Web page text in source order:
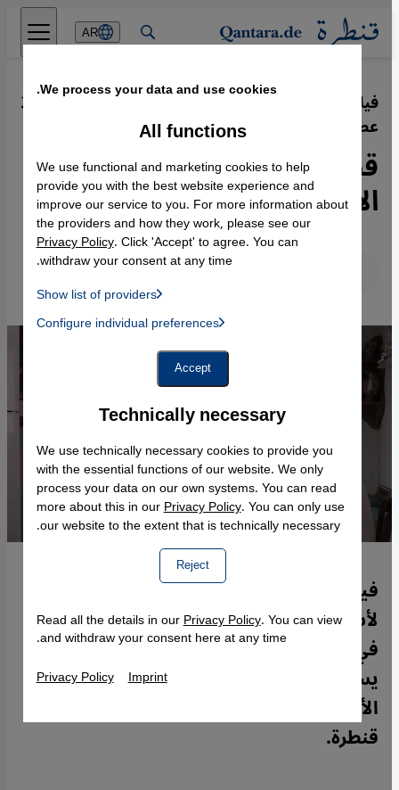
Direkt zum Inhalt springen
AR
فيلم "ولدي" للمخرج التونسي محمد بن
عطية
·
25.01.2019
قصة شاب تونسي رحل لتعلم
الإرهاب
English عربي
فيلم "ولدي" حول شاب تونسي أدار ظهره
لأسرته من أجل الانضمام إلى تنظيم داعش
في سوريا. لا بد من تقدير المخرج لأنه
يستكشف تأثير مفاجآت فظيعة على أفراد
الأسرة. شايان رياض شاهد الفيلم لموقع
قنطرة.
We process your data and use cookies.
Technically necessary
We use technically necessary cookies to provide you
with the essential functions of our website. We only
process your data on our own systems. You can read
more about this in ourPrivacy Policy. You can only use
our website to the extent that is technically necessary.
Reject
All functions
We use functional and marketing cookies to help
provide you with the best website experience and
improve our service to you. For more information about
the providers and how they work, please see our
Privacy Policy. Click 'Accept' to agree. You can
withdraw your consent at any time.
Show list of providers
Instagram Embed, Twitter Embed, Youtube Embed
Facebook Embed / Facebook Connect
Google Maps Embed
Configure individual preferences
Accept
Read all the details in ourPrivacy Policy. You can view
and withdraw your consent here at any time.
Privacy Policy Imprint